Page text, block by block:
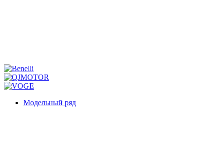
Модельный ряд